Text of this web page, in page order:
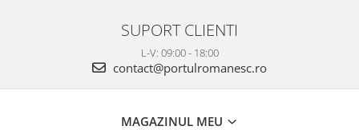
SUPORT CLIENTI
L-V: 09:00 - 18:00
contact@portulromanesc.ro
MAGAZINUL MEU